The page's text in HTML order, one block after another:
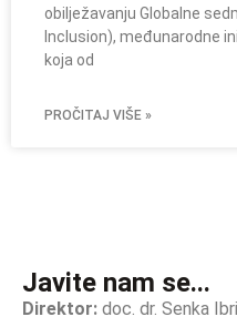
obilježavanju Globalne
Inclusion), međunarodne
koja od
PROČITAJ VIŠE »
Javite nam se...
Direktor: doc. dr. Senka